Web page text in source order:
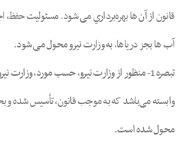
ﻗﺎﻧﻮن از آن ﻫﺎ ﺑﻬﺮهﺑﺮداري ﻣﯽ ﺷﻮد. ﻣﺴﺌﻮﻟﯿﺖ ﺣﻔﻆ،
آب ﻫﺎ ﺑﺠﺰ درﯾﺎﻫﺎ، ﺑﻪ وزارت ﻧﯿﺮو ﻣﺤﻮل ﻣﯽ ﺷﻮد.
ﺗﺒﺼﺮه 1- ﻣﻨﻈﻮر از وزارت ﻧﯿﺮو، ﺣﺴﺐ ﻣﻮرد،
واﺑﺴﺘﻪ ﻣﯽﺑﺎﺷﺪ ﮐﻪ ﺑﻪ ﻣﻮﺟﺐ ﻗﺎﻧﻮن، ﺗﺄﺳﯿﺲ ﺷﺪه و
ﻣﺤﻮل ﺷﺪه است.